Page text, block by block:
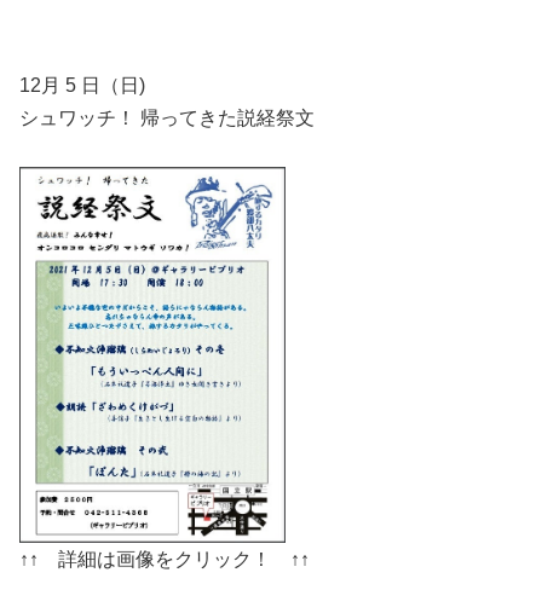
12月 5 日（日)
シュワッチ！ 帰ってきた説経祭文
↑↑ 詳細は画像をクリック！ ↑↑